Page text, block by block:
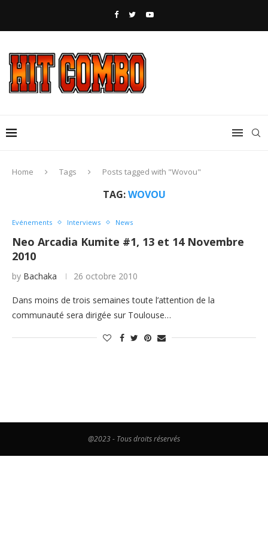
Home Tags Posts tagged with "Wovou"
TAG:WOVOU
Evénements Interviews News
Neo Arcadia Kumite #1, 13 et 14 Novembre
2010
by Bachaka 26 octobre 2010
Dans moins de trois semaines toute l’attention de la
communauté sera dirigée sur Toulouse…
@2023 - Tous droits réservés